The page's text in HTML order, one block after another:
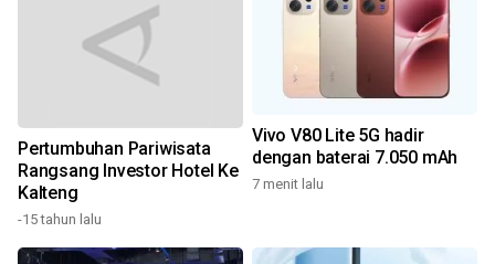
Pertumbuhan Pariwisata
Rangsang Investor Hotel Ke
Kalteng
-15 tahun lalu
Vivo V80 Lite 5G hadir
dengan baterai 7.050 mAh
7 menit lalu